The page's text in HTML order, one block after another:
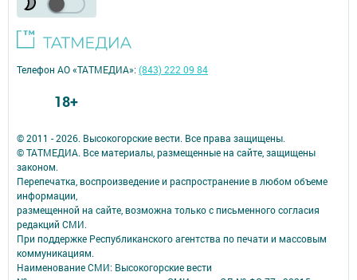
© 2011 - 2026. Высокогорские вести. Все права защищены.
© ТАТМЕДИА. Все материалы, размещенные на сайте, защищены
законом.
Перепечатка, воспроизведение и распространение в любом объеме
информации,
размещенной на сайте, возможна только с письменного согласия
редакций СМИ.
При поддержке Республиканского агентства по печати и массовым
коммуникациям.
Наименование СМИ: Высокогорские вести
Телефон АО «ТАТМЕДИА»:(843) 222 09 84
18+